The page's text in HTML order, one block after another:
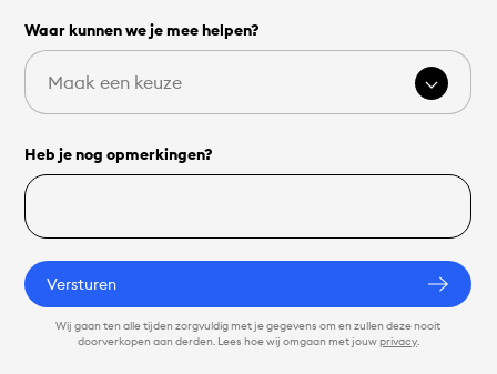
Waar kunnen we je mee helpen?
Heb je nog opmerkingen?
Versturen
Wij gaan ten alle tijden zorgvuldig met je gegevens om en zullen deze nooit
doorverkopen aan derden. Lees hoe wij omgaan met jouw privacy.